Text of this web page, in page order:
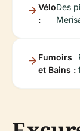
Vélo
:
Des
Fumoirs
et Bains :